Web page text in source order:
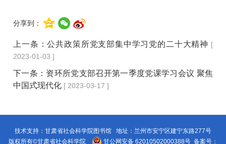
分享到：
上一条：公共政策所党支部集中学习党的二十大精神 [
2023-01-03 ]
下一条： 资环所党支部召开第一季度党课学习会议 聚焦
中国式现代化 [ 2023-03-17 ]
技术支持：甘肃省社会科学院图书馆 地址：兰州市安宁区建宁东路277号
版权所有©甘肃省社会科学院
甘公网安备 62010502000388号备案号：